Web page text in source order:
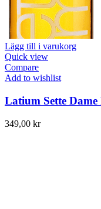
Lägg till i varukorg
Quick view
Compare
Add to wishlist
Latium Sette
349,00 kr